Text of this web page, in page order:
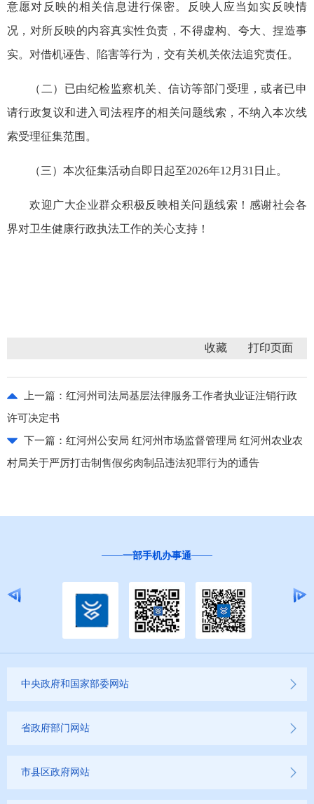
意愿对反映的相关信息进行保密。反映人应当如实反映情
况，对所反映的内容真实性负责，不得虚构、夸大、捏造事
实。对借机诬告、陷害等行为，交有关机关依法追究责任。
（二）已由纪检监察机关、信访等部门受理，或者已申
请行政复议和进入司法程序的相关问题线索，不纳入本次线
索受理征集范围。
（三）本次征集活动自即日起至2026年12月31日止。
欢迎广大企业群众积极反映相关问题线索！感谢社会各
界对卫生健康行政执法工作的关心支持！
收藏
上一篇： 红河州司法局基层法律服务工作者执业证注销行政
许可决定书
下一篇： 红河州公安局 红河州市场监督管理局 红河州农业农
村局关于严厉打击制售假劣肉制品违法犯罪行为的通告
一部手机办事通
中央政府和国家部委网站
省政府部门网站
市县区政府网站